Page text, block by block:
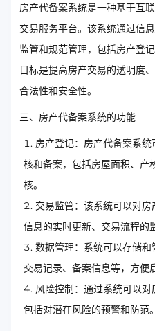
房产代备案系统是一种基于互
交易服务平台。该系统通过信
监管和规范管理，包括房产登
目标是提高房产交易的透明度
合法性和安全性。
三、房产代备案系统的功能
房产登记：房产代备案系
核和备案，包括房屋面积、产
核。
交易监管：该系统可以对
信息的实时更新、交易流程的
数据管理：系统可以存储
交易记录、备案信息等，方便
风险控制：通过系统可以对
包括对潜在风险的预警和防范。